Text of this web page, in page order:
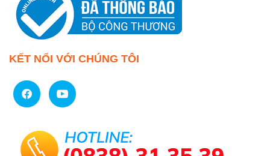
KẾT NỐI VỚI CHÚNG TÔI